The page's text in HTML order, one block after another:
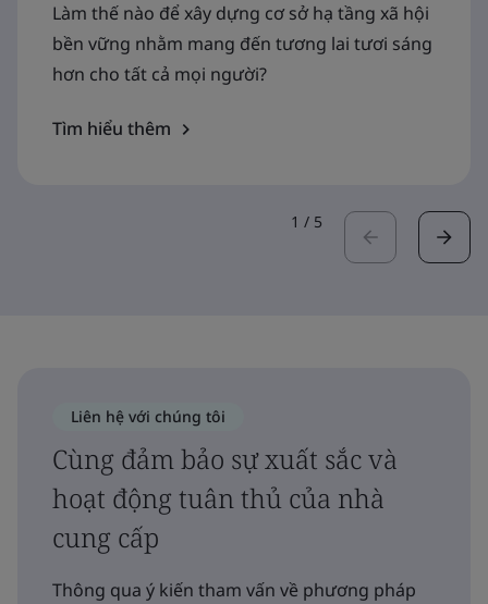
Làm thế nào để xây dựng cơ sở hạ tầng xã hội
bền vững nhằm mang đến tương lai tươi sáng
hơn cho tất cả mọi người?
Tìm hiểu thêm
1 / 5
Liên hệ với chúng tôi
Cùng đảm bảo sự xuất sắc và
hoạt động tuân thủ của nhà
cung cấp
Thông qua ý kiến tham vấn về phương pháp